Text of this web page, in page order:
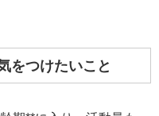
をつけたいこと